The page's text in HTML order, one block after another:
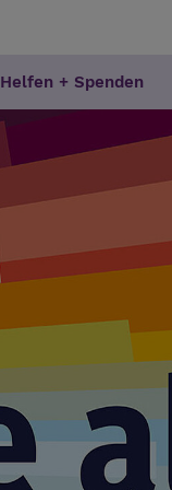
Helfen + Spenden